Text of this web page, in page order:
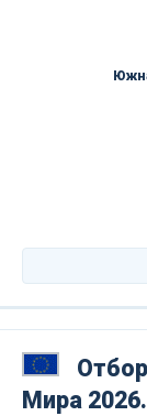
Мира